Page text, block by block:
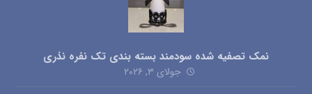
نمک تصفیه شده سودمند بسته بندی تک نفره نذری
جولای ۳, ۲۰۲۶